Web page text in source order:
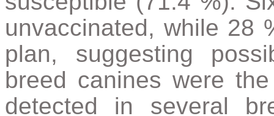
unvaccinated, while 28
plan, suggesting
breed canines were
detected in several